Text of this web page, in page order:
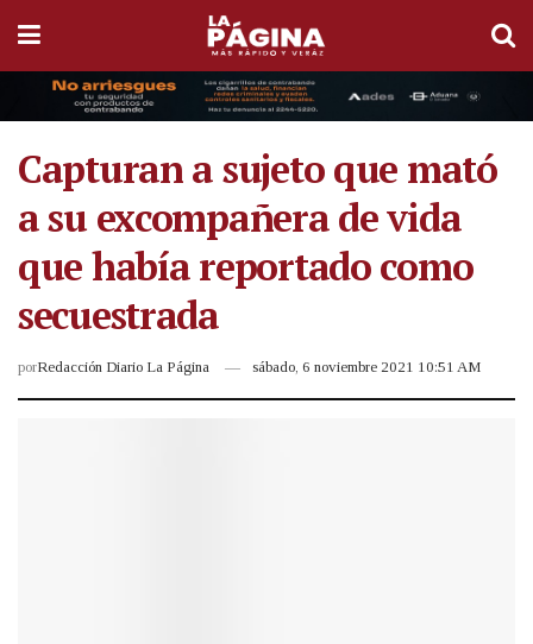
Capturan a sujeto que mató
a su excompañera de vida
que había reportado como
secuestrada
porRedacción Diario La Página sábado, 6 noviembre 2021 10:51 AM